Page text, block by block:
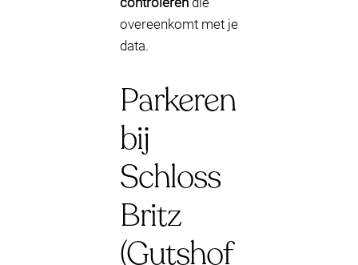
overeenkomt met je
data.
Parkeren
bij
Schloss
Britz
(Gutshof